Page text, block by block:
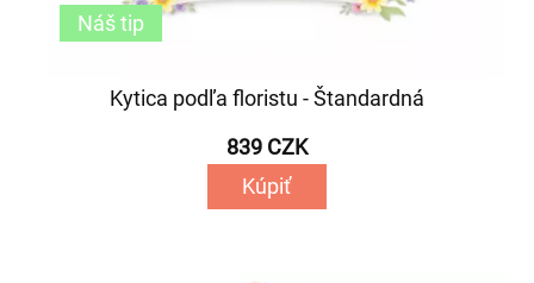
Kytica podľa floristu - Štandardná
839 CZK
Kúpiť
Náš tip